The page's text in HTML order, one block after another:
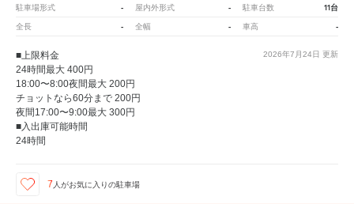
駐車場形式 - 屋内外形式 - 駐車台数 11台
全長 - 全幅 - 車高 -
2026年7月24日 更新
■上限料金
24時間最大 400円
18:00〜8:00夜間最大 200円
チョットなら60分まで 200円
夜間17:00〜9:00最大 300円
■入出庫可能時間
24時間
7 人がお気に入りの駐車場